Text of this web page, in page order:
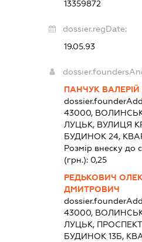
13359872
dossier.regDate:
19.05.93
ПАНЧУК
43000,
ЛУЦЬК, ВУЛИЦЯ
БУДИНОК 24,
Розмір внеску до
(грн.): 0,25
РЕДЬКОВИЧ
ДМИТРОВИЧ
43000,
ЛУЦЬК,
БУДИНОК 13Б,